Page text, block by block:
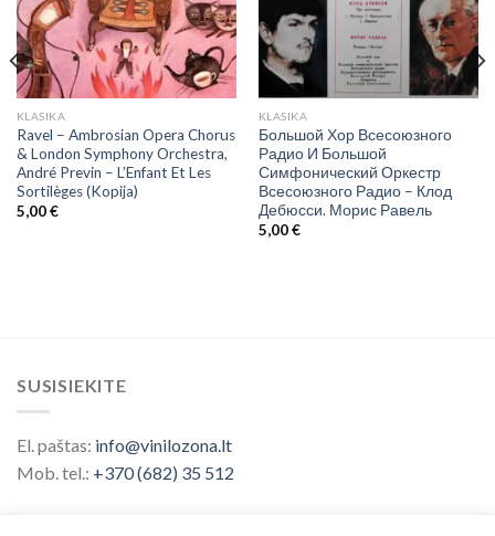
KLASIKA
Ravel – Ambrosian Opera Chorus
& London Symphony Orchestra,
André Previn ‎– L’Enfant Et Les
Sortilèges (Kopija)
5,00€
KLASIKA
Большой Хор Всесоюзного
Радио И Большой
Симфонический Оркестр
Всесоюзного Радио – Клод
Дебюсси. Морис Равель
5,00€
SUSISIEKITE
El. paštas: info@vinilozona.lt
Mob. tel.: +370 (682) 35 512